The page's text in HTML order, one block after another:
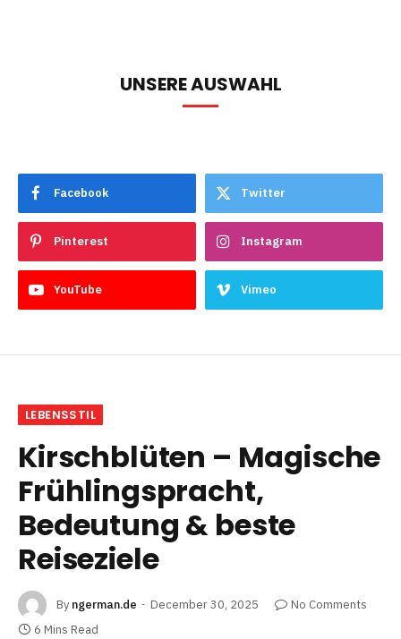
UNSERE AUSWAHL
Facebook Twitter
Pinterest Instagram
YouTube Vimeo
LEBENSSTIL
Kirschblüten – Magische
Frühlingspracht,
Bedeutung & beste
Reiseziele
By ngerman.de December 30, 2025
No Comments
6 Mins Read